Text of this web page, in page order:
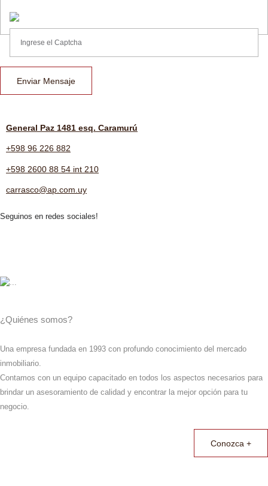
Enviar Mensaje
General Paz 1481 esq. Caramurú
+598 96 226 882
+598 2600 88 54 int 210
carrasco@ap.com.uy
Seguinos en redes sociales!
¿Quiénes somos?
Una empresa fundada en 1993 con profundo conocimiento del mercado
inmobiliario.
Contamos con un equipo capacitado en todos los aspectos necesarios para
brindar un asesoramiento de calidad y encontrar la mejor opción para tu
negocio.
Conozca +